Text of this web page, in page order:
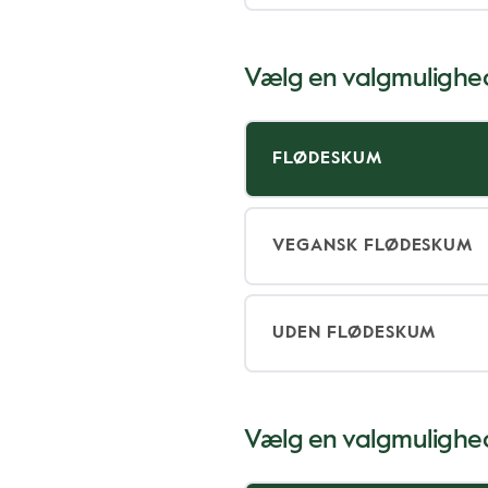
Vælg en
FLØDESKUM
VEGANSK FLØDESKUM
UDEN FLØDESKUM
Vælg en